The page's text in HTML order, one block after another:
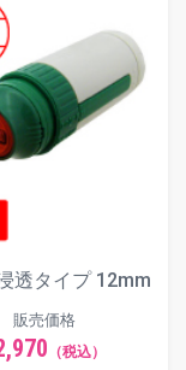
透タイプ 12mm
販売価格
（税込）